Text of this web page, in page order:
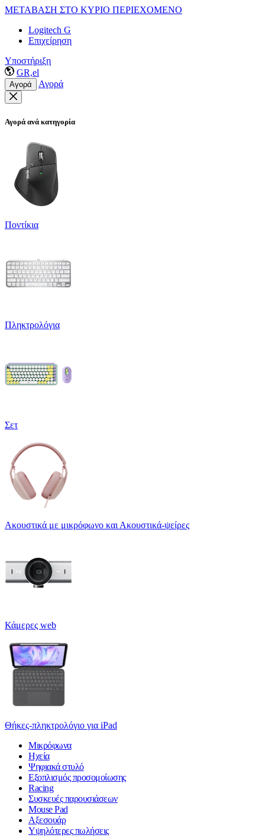
ΜΕΤΑΒΑΣΗ ΣΤΟ ΚΥΡΙΟ ΠΕΡΙΕΧΟΜΕΝΟ
Logitech G
Επιχείρηση
Υποστήριξη
GR,el
Αγορά Αγορά
Αγορά ανά κατηγορία
Ποντίκια
Πληκτρολόγια
Σετ
Ακουστικά με μικρόφωνο και Ακουστικά-ψείρες
Κάμερες web
Θήκες-πληκτρολόγιο για iPad
Μικρόφωνα
Ηχεία
Ψηφιακά στυλό
Εξοπλισμός προσομοίωσης
Racing
Συσκευές παρουσιάσεων
Mouse Pad
Αξεσουάρ
Υψηλότερες πωλήσεις